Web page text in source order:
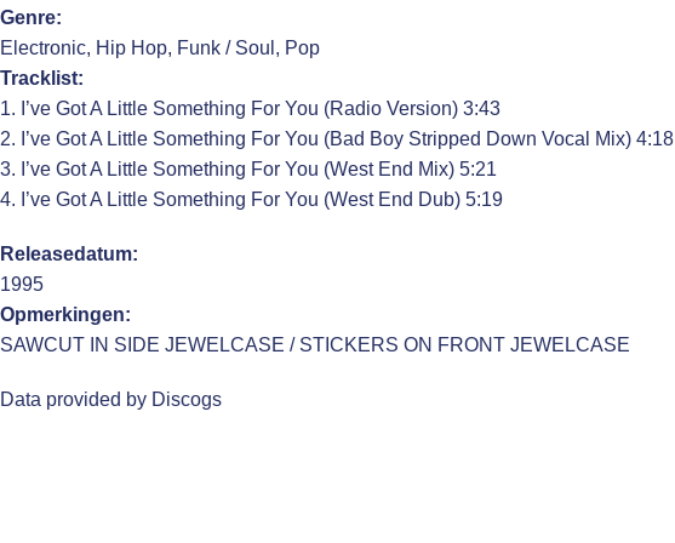
Genre:
Electronic, Hip Hop, Funk / Soul, Pop
Tracklist:
1. I’ve Got A Little Something For You (Radio Version) 3:43
2. I’ve Got A Little Something For You (Bad Boy Stripped Down Vocal Mix) 4:18
3. I’ve Got A Little Something For You (West End Mix) 5:21
4. I’ve Got A Little Something For You (West End Dub) 5:19
Releasedatum:
1995
Opmerkingen:
SAWCUT IN SIDE JEWELCASE / STICKERS ON FRONT JEWELCASE
Data provided by Discogs